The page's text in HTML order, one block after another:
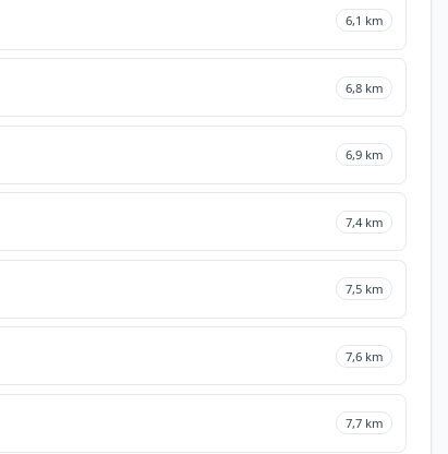
6,1 km
6,8 km
6,9 km
7,4 km
7,5 km
7,6 km
7,7 km